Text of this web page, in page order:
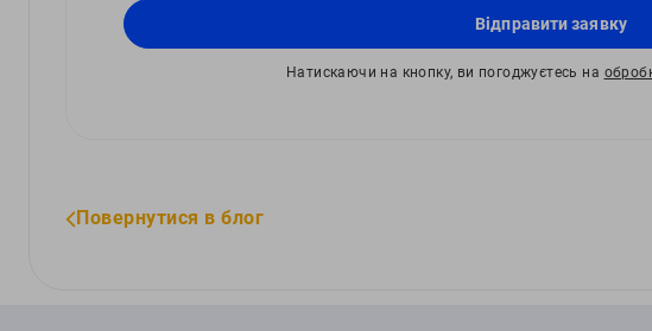
Відправити заявку
Натискаючи на кнопку, ви погоджуєтесь на
Повернутися в блог